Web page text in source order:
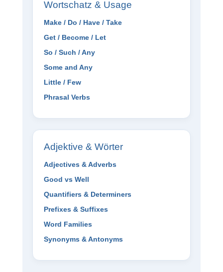
Wortschatz & Usage
Make / Do / Have / Take
Get / Become / Let
So / Such / Any
Some and Any
Little / Few
Phrasal Verbs
Adjektive & Wörter
Adjectives & Adverbs
Good vs Well
Quantifiers & Determiners
Prefixes & Suffixes
Word Families
Synonyms & Antonyms